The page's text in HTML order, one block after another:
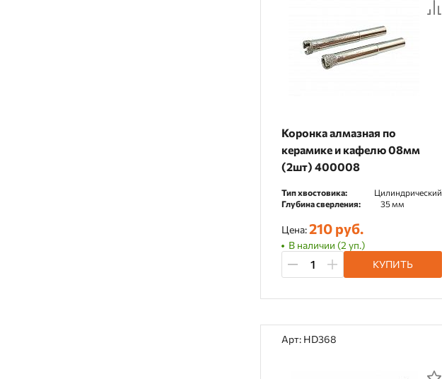
Коронка алмазная по
керамике и кафелю 08мм
(2шт) 400008
Тип хвостовика:
Цилиндрический
Глубина сверления:
35 мм
Цена:210 руб.
В наличии (2 уп.)
КУПИТЬ
Арт: HD368